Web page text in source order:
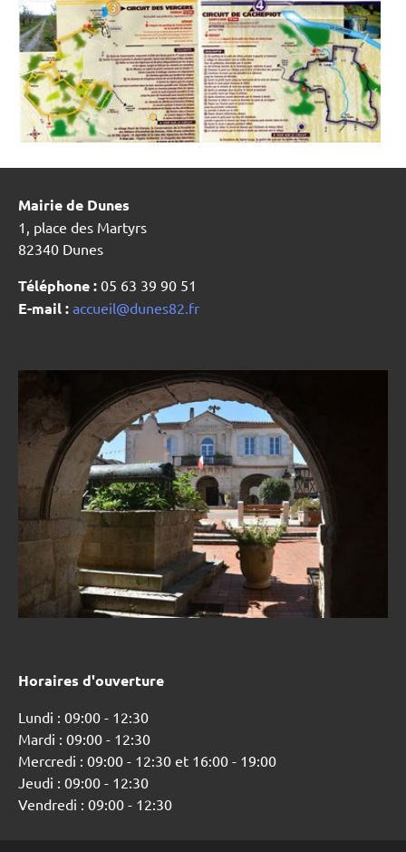
Mairie de Dunes
1, place des Martyrs
82340 Dunes
Téléphone : 05 63 39 90 51
E-mail : accueil@dunes82.fr
Horaires d'ouverture
Lundi : 09:00 - 12:30
Mardi : 09:00 - 12:30
Mercredi : 09:00 - 12:30 et 16:00 - 19:00
Jeudi : 09:00 - 12:30
Vendredi : 09:00 - 12:30